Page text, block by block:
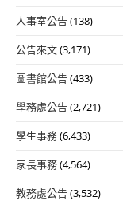
人事室公告(138)
公告來文(3,171)
圖書館公告(433)
學務處公告(2,721)
學生事務(6,433)
家長事務(4,564)
教務處公告(3,532)